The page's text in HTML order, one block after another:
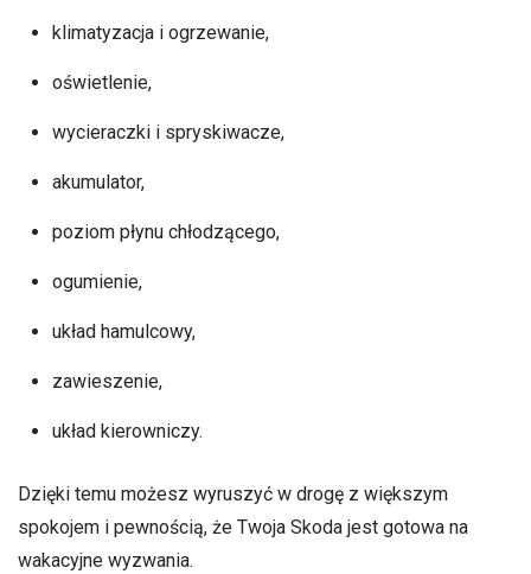
klimatyzacja i ogrzewanie,
oświetlenie,
wycieraczki i spryskiwacze,
akumulator,
poziom płynu chłodzącego,
ogumienie,
układ hamulcowy,
zawieszenie,
układ kierowniczy.
Dzięki temu możesz wyruszyć w drogę z większym
spokojem i pewnością, że Twoja Skoda jest gotowa na
wakacyjne wyzwania.